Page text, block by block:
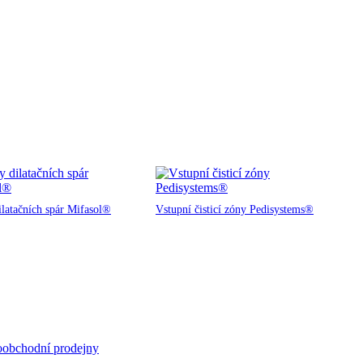
spár Mifasol® Vstupní čisticí zóny Pedisystems®